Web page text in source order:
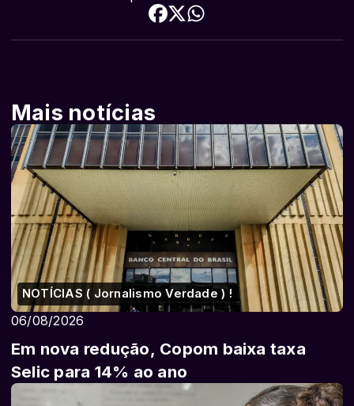
Mais notícias
NOTÍCIAS ( Jornalismo Verdade ) !
06/08/2026
Em nova redução, Copom baixa taxa
Selic para 14% ao ano